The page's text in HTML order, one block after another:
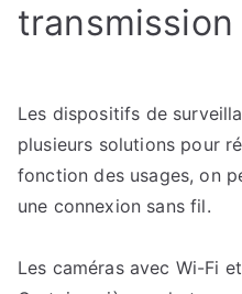
Les dispositifs de
plusieurs solutions pour
fonction des usages, on
une connexion sans fil.
Les caméras avec Wi-Fi